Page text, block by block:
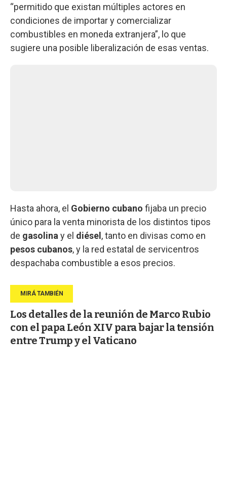
“permitido que existan múltiples actores en
condiciones de importar y comercializar
combustibles en moneda extranjera”, lo que
sugiere una posible liberalización de esas ventas.
Hasta ahora, el Gobierno cubano fijaba un precio
único para la venta minorista de los distintos tipos
de gasolina y el diésel , tanto en divisas como en
pesos cubanos, y la red estatal de servicentros
despachaba combustible a esos precios.
Los detalles de la reunión de Marco Rubio
con el papa León XIV para bajar la tensión
entre Trump y el Vaticano